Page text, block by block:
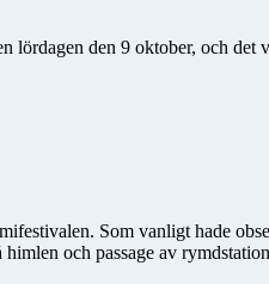
den 9 oktober, och
Som vanligt hade
och passage av